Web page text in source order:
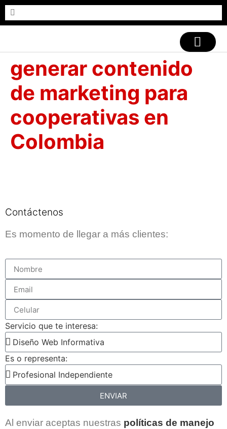
generar contenido
de marketing para
cooperativas en
Colombia
Contáctenos
Es momento de llegar a más clientes:
Servicio que te interesa:
Es o representa:
ENVIAR
Al enviar aceptas nuestras políticas de manejo